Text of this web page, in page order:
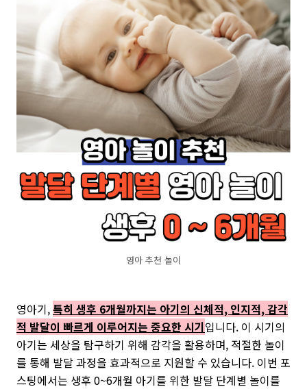
영아 추천 놀이
영아기,특히 생후 6개월까지는 아기의 신체적, 인지적, 감각
적 발달이 빠르게 이루어지는 중요한 시기입니다. 이 시기의
아기는 세상을 탐구하기 위해 감각을 활용하며, 적절한 놀이
를 통해 발달 과정을 효과적으로 지원할 수 있습니다. 이번 포
스팅에서는 생후 0~6개월 아기를 위한 발달 단계별 놀이를